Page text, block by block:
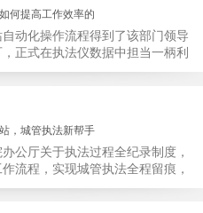
，安装安检门是否会激化矛盾。
以防范于未然。1月6号当天，南
安检的首日，检查出10多把各类
具。近来伤医事件屡屡发生，安
生安全感不足的问题，同时安检
何提高工作效率的
动化操作流程得到了该部门领导
正式在执法仪数据中担当一柄利
站对于执法仪数据资料的管理
象，并同步到采集站中，此外设
能，如果碰到网络故障，可以从
分开始继续上传下载未完成的部
开始上传下载，能节省时间，提
传输完毕之后，执法仪数据采集
，城管执法新帮手
公厅关于执法过程全纪录制度，
流程，实现城管执法全程留痕，
范化建设，给城管执法工作添加